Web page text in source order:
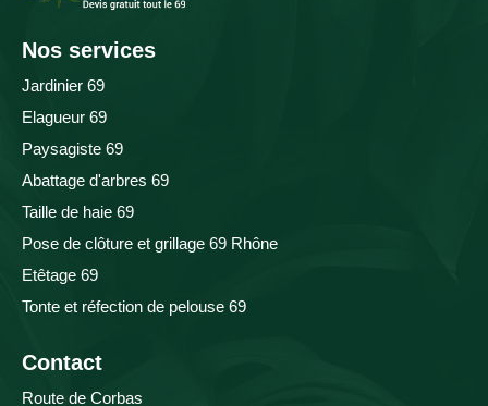
Nos services
Jardinier 69
Elagueur 69
Paysagiste 69
Abattage d'arbres 69
Taille de haie 69
Pose de clôture et grillage 69 Rhône
Etêtage 69
Tonte et réfection de pelouse 69
Contact
Route de Corbas